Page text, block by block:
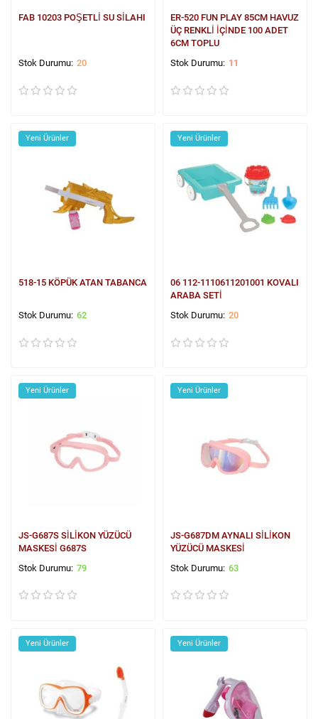
FAB 10203 POŞETLİ SU SİLAHI
20
ER-520 FUN PLAY 85CM HAVUZ
ÜÇ RENKLİ İÇİNDE 100 ADET
6CM TOPLU
11
Yeni Ürünler
518-15 KÖPÜK ATAN TABANCA
62
Yeni Ürünler
06 112-1110611201001 KOVALI
ARABA SETİ
20
Yeni Ürünler
JS-G687S SİLİKON YÜZÜCÜ
MASKESİ G687S
79
Yeni Ürünler
JS-G687DM AYNALI SİLİKON
YÜZÜCÜ MASKESİ
63
Yeni Ürünler Yeni Ürünler